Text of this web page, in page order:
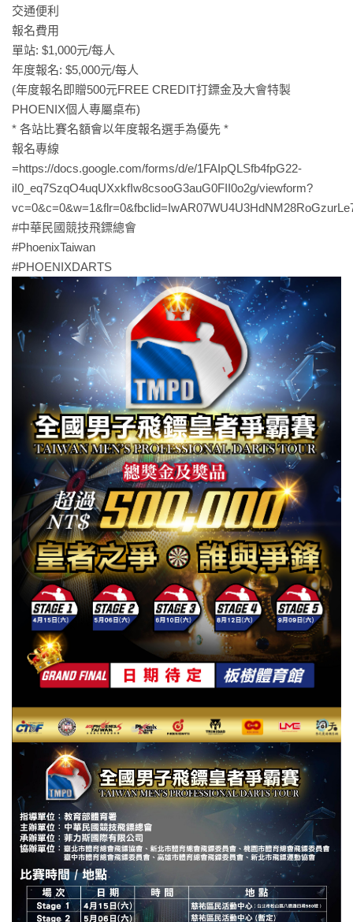
交通便利
報名費用
單站: $1,000元/每人
年度報名: $5,000元/每人
(年度報名即贈500元FREE CREDIT打鏢金及大會特製
PHOENIX個人專屬桌布)
* 各站比賽名額會以年度報名選手為優先 *
報名專線
=https://docs.google.com/forms/d/e/1FAIpQLSfb4fpG22-
iI0_eq7SzqO4uqUXxkfIw8csooG3auG0FII0o2g/viewform?
#中華民國競技飛鏢總會
#PhoenixTaiwan
#PHOENIXDARTS